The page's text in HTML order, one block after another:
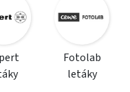
Fotolab
letáky